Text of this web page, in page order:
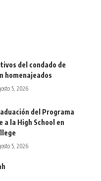
del condado de
homenajeados
5, 2026
del Programa
a la High School en
5, 2026